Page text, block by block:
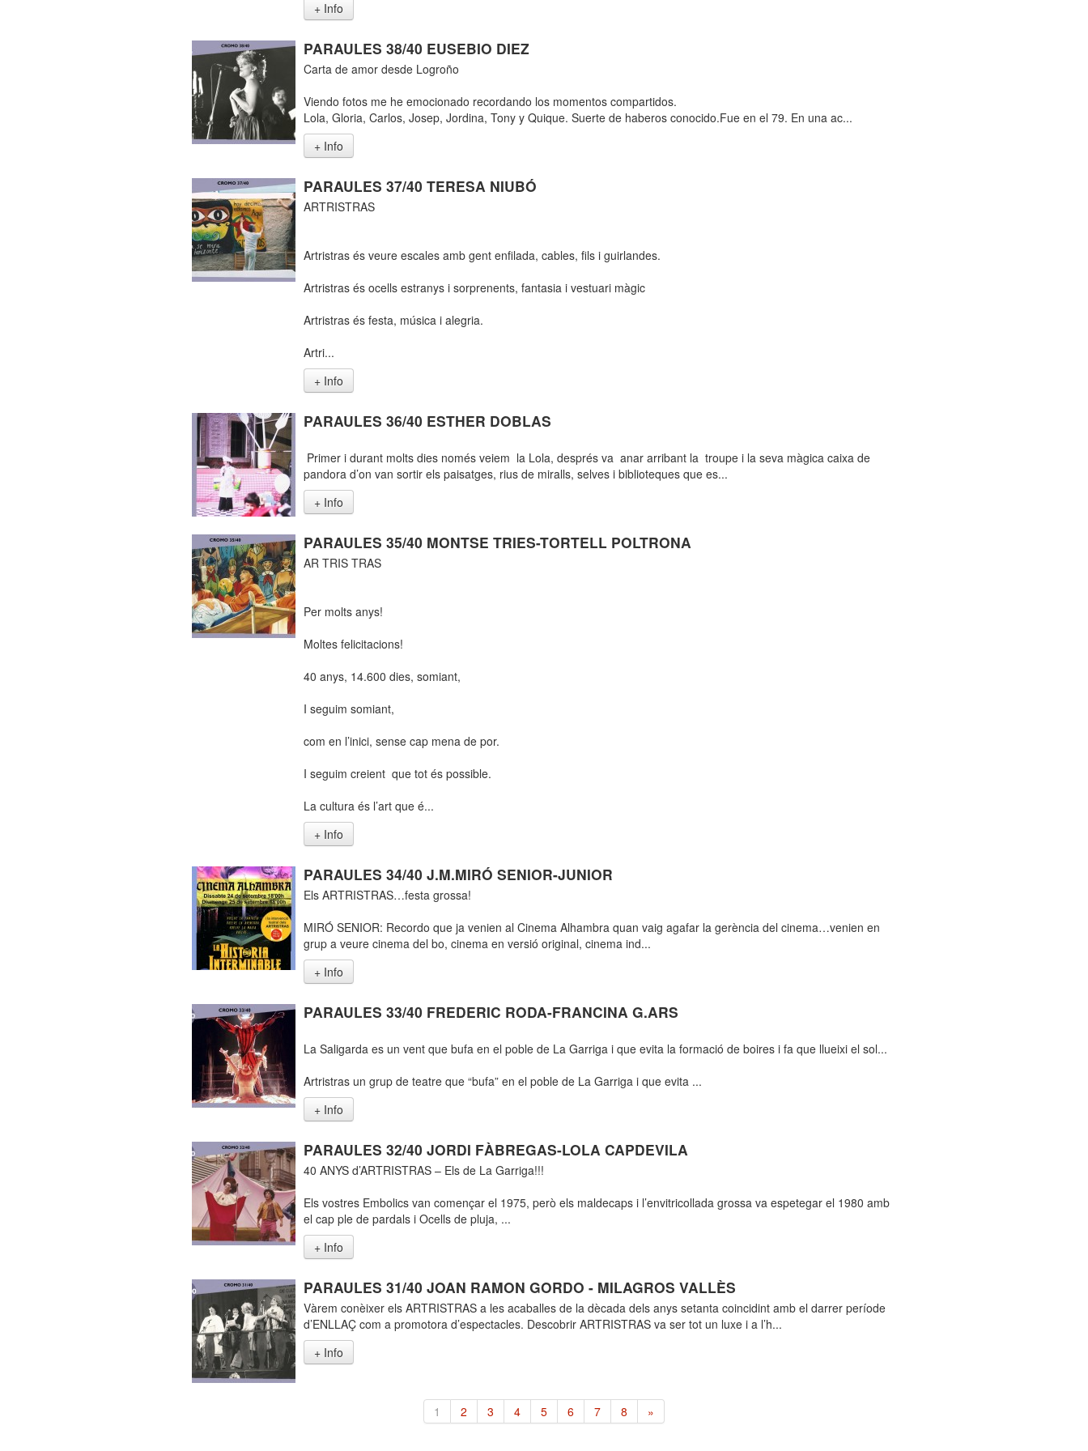
+ Info
PARAULES 38/40 EUSEBIO DIEZ
Carta de amor desde Logroño
Viendo fotos me he emocionado recordando los momentos compartidos.
Lola, Gloria, Carlos, Josep, Jordina, Tony y Quique. Suerte de haberos conocido.Fue en el 79. En una ac...
+ Info
PARAULES 37/40 TERESA NIUBÓ
ARTRISTRAS
Artristras és veure escales amb gent enfilada, cables, fils i guirlandes.
Artristras és ocells estranys i sorprenents, fantasia i vestuari màgic
Artristras és festa, música i alegria.
Artri...
+ Info
PARAULES 36/40 ESTHER DOBLAS
Primer i durant molts dies només veiem la Lola, després va anar arribant la troupe i la seva màgica caixa de
pandora d’on van sortir els paisatges, rius de miralls, selves i biblioteques que es...
+ Info
PARAULES 35/40 MONTSE TRIES-TORTELL POLTRONA
AR TRIS TRAS
Per molts anys!
Moltes felicitacions!
40 anys, 14.600 dies, somiant,
I seguim somiant,
com en l’inici, sense cap mena de por.
I seguim creient que tot és possible.
La cultura és l’art que é...
+ Info
PARAULES 34/40 J.M.MIRÓ SENIOR-JUNIOR
Els ARTRISTRAS…festa grossa!
MIRÓ SENIOR: Recordo que ja venien al Cinema Alhambra quan vaig agafar la gerència del cinema…venien en
grup a veure cinema del bo, cinema en versió original, cinema ind...
+ Info
PARAULES 33/40 FREDERIC RODA-FRANCINA G.ARS
La Saligarda es un vent que bufa en el poble de La Garriga i que evita la formació de boires i fa que llueixi el sol...
Artristras un grup de teatre que “bufa” en el poble de La Garriga i que evita ...
+ Info
PARAULES 32/40 JORDI FÀBREGAS-LOLA CAPDEVILA
40 ANYS d’ARTRISTRAS – Els de La Garriga!!!
Els vostres Embolics van començar el 1975, però els maldecaps i l’envitricollada grossa va espetegar el 1980 amb
el cap ple de pardals i Ocells de pluja, ...
+ Info
PARAULES 31/40 JOAN RAMON GORDO - MILAGROS VALLÈS
Vàrem conèixer els ARTRISTRAS a les acaballes de la dècada dels anys setanta coincidint amb el darrer període
d’ENLLAÇ com a promotora d’espectacles. Descobrir ARTRISTRAS va ser tot un luxe i a l’h...
+ Info
1 2 3 4 5 6 7 8 »